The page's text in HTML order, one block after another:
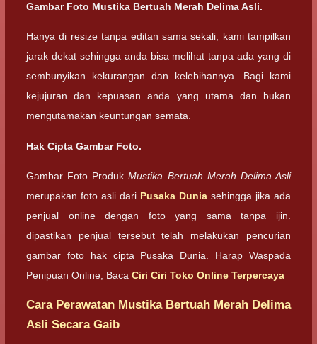
Gambar Foto Mustika Bertuah Merah Delima Asli.
Hanya di resize tanpa editan sama sekali, kami tampilkan
jarak dekat sehingga anda bisa melihat tanpa ada yang di
sembunyikan kekurangan dan kelebihannya. Bagi kami
kejujuran dan kepuasan anda yang utama dan bukan
mengutamakan keuntungan semata.
Hak Cipta Gambar Foto.
Gambar Foto ProdukMustika Bertuah Merah Delima Asli
merupakan foto asli dari Pusaka Dunia sehingga jika ada
penjual online dengan foto yang sama tanpa ijin.
dipastikan penjual tersebut telah melakukan pencurian
gambar foto hak cipta Pusaka Dunia. Harap Waspada
Penipuan Online, Baca Ciri Ciri Toko Online Terpercaya
Cara Perawatan Mustika Bertuah Merah Delima
Asli Secara Gaib